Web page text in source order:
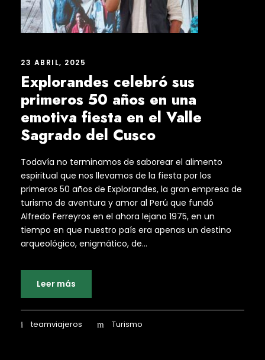
23 ABRIL, 2025
Explorandes celebró sus
primeros 50 años en una
emotiva fiesta en el Valle
Sagrado del Cusco
Todavía no terminamos de saborear el alimento
espiritual que nos llevamos de la fiesta por los
primeros 50 años de Explorandes, la gran empresa de
turismo de aventura y amor al Perú que fundó
Alfredo Ferreyros en el ahora lejano 1975, en un
tiempo en que nuestro país era apenas un destino
arqueológico, enigmático, de...
Leer más
teamviajeros Turismo